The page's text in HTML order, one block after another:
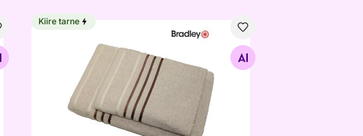
cm
Froteerätik 50x70 cm triibulise bordüüriga beež
Otsi sarnaseid
Kiire tarne